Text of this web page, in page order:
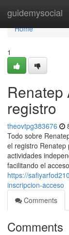
guidemysocial
Home
Home
1
Renatep
registro
theovtpg383676
Todo sobre
el registro Renatep
actividades
facilitando el
https://
inscripcion-acceso
Comments
Comments